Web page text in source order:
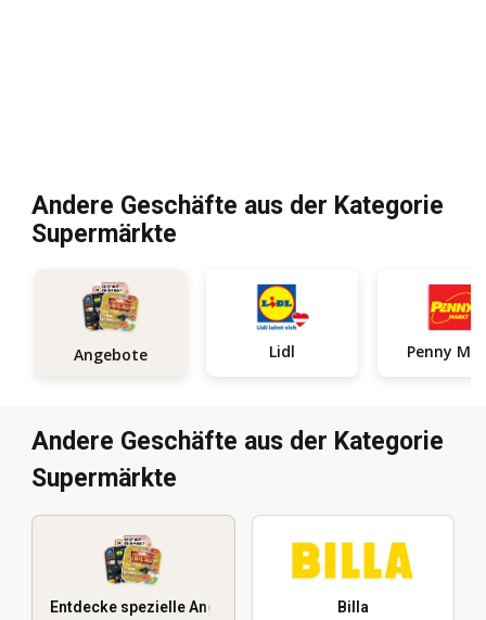
Andere Geschäfte aus der Kategorie
Supermärkte
Angebote Lidl
Andere Geschäfte aus der Kategorie
Supermärkte
Entdecke spezielle Angebote Billa